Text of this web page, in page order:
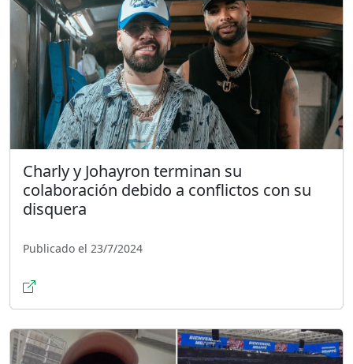
Charly y Johayron terminan su
colaboración debido a conflictos con su
disquera
Publicado el 23/7/2024